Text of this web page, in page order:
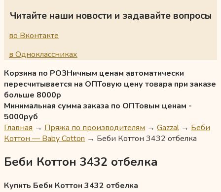
Читайте наши новости и задавайте вопросы
во Вконтакте
в Одноклассниках
Корзина по РОЗНичным ценам автоматически
пересчитывается на ОПТовую цену товара при заказе
больше 8000р
Минимальная сумма заказа по ОПТовым ценам -
5000руб
Главная → Пряжа по производителям → Gazzal → Беби
Коттон — Baby Cotton → Беби Коттон 3432 отбелка
Беби Коттон 3432 отбелка
Купить Беби Коттон 3432 отбелка